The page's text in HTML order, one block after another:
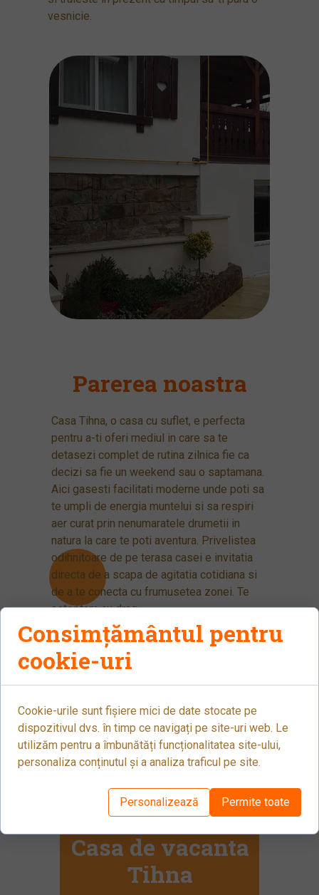
vesnicie.
Parerea noastra
Casa Tihna, o casa cu suflet, e perfecta
pentru a-ti oferi mediul in care sa te
detasezi complet de rutina zilnica fie ca
decizi sa fie un weekend sau o saptamana.
Aici gasesti facilitati moderne unde poti sa
te umpli de energia muntelui si sa respiri
aer curat prin nenumaratele drumetii in
natura la care te poti aventura. Privelistea
odihnitoare de pe terasa casei e invitatia
directa de a scapa de agitatia cotidiana si
de a te conecta cu frumusetea zonei. Te
asteptam cu drag.
Casa de vacanta
Tihna
Consimțământul pentru
cookie-uri
Cookie-urile sunt fișiere mici de date stocate pe
dispozitivul dvs. în timp ce navigați pe site-uri web. Le
utilizăm pentru a îmbunătăți funcționalitatea site-ului,
personaliza conținutul și a analiza traficul pe site.
Personalizează Permite toate